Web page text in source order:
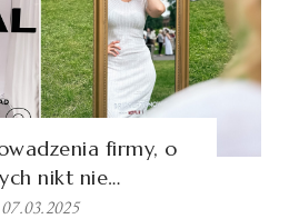
firmy, o
nikt nie…
07.03.2025